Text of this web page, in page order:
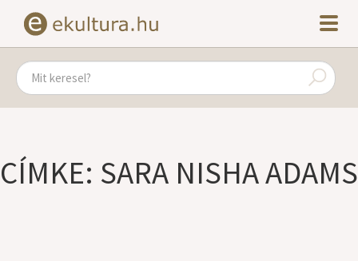
CÍMKE: SARA NISHA ADAMS